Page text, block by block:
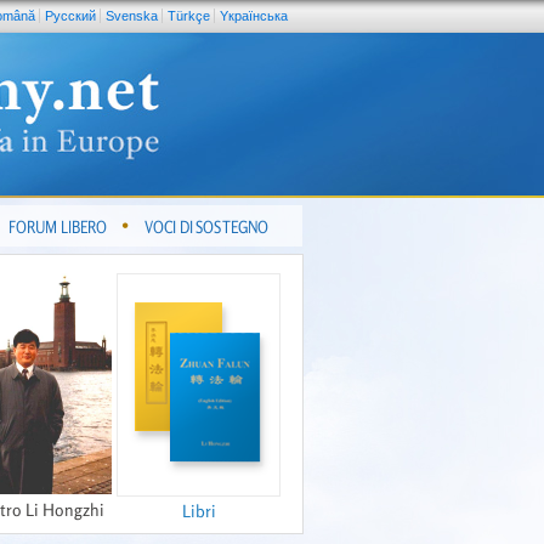
Pусский Svenska Türkçe Yкраїнська
FORUM LIBERO VOCI DI SOSTEGNO
Li Hongzhi Libri